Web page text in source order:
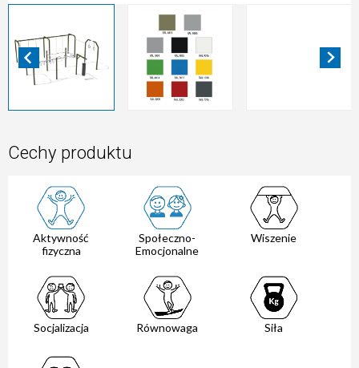
Cechy produktu
Aktywność
fizyczna
Społeczno-
Emocjonalne
Wiszenie
Socjalizacja Równowaga Siła